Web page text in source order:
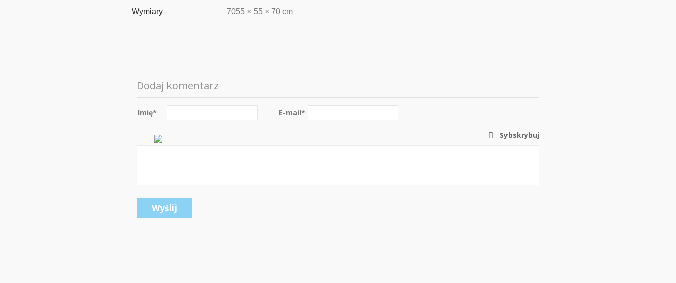
Wymiary 7055 × 55 × 70 cm
Dodaj komentarz
Imię* E-mail*
Sybskrybuj
Wyślij